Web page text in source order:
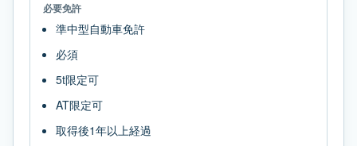
必要免許
準中型自動車免許
必須
5t限定可
AT限定可
取得後1年以上経過